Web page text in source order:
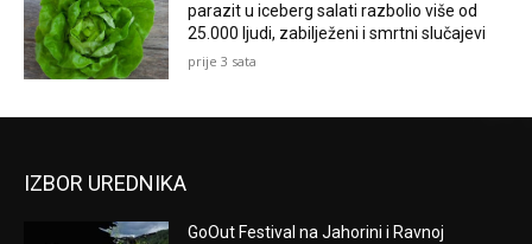
parazit u iceberg salati razbolio više od
25.000 ljudi, zabilježeni i smrtni slučajevi
prije 3 sata
IZBOR UREDNIKA
GoOut Festival na Jahorini i Ravnoj